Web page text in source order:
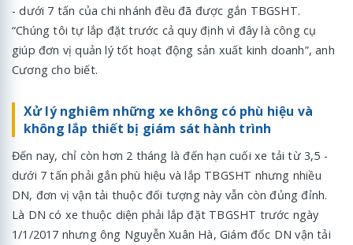
- dưới 7 tấn của chi nhánh đều đã được gắn TBGSHT.
“Chúng tôi tự lắp đặt trước cả quy định vì đây là công cụ
giúp đơn vị quản lý tốt hoạt động sản xuất kinh doanh”, anh
Cương cho biết.
Xử lý nghiêm những xe không có phù hiệu và
không lắp thiết bị giám sát hành trình
Đến nay, chỉ còn hơn 2 tháng là đến hạn cuối xe tải từ 3,5 -
dưới 7 tấn phải gắn phù hiệu và lắp TBGSHT nhưng nhiều
DN, đơn vị vận tải thuộc đối tượng này vẫn còn đủng đỉnh.
Là DN có xe thuộc diện phải lắp đặt TBGSHT trước ngày
1/1/2017 nhưng ông Nguyễn Xuân Hà, Giám đốc DN vận tải